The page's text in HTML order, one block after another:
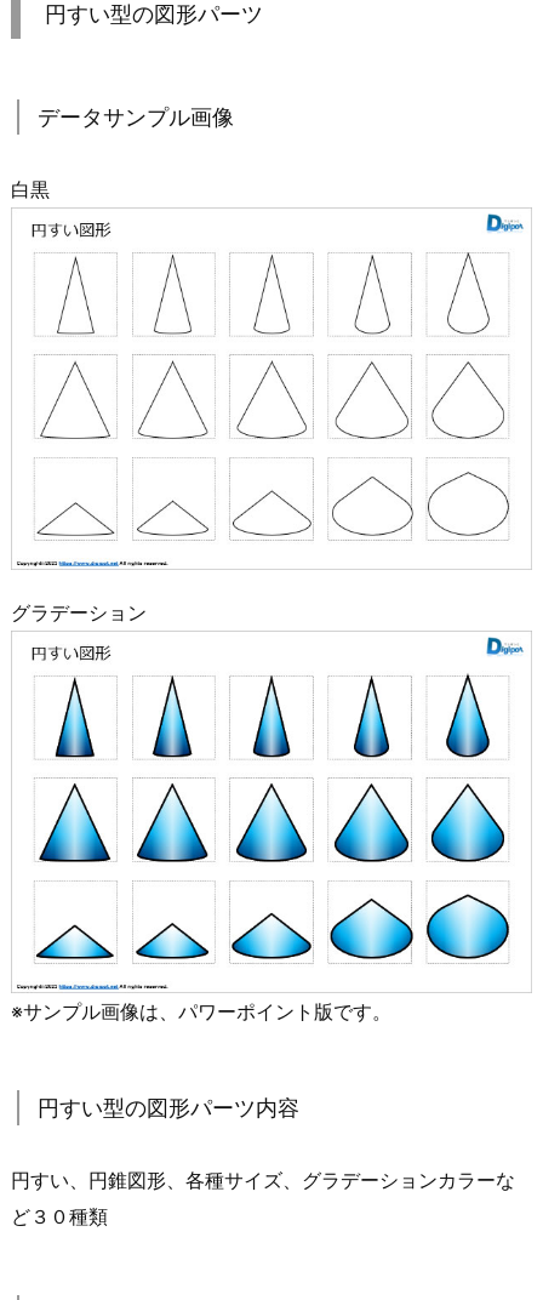
円すい型の図形パーツ
データサンプル画像
白黒
グラデーション
※サンプル画像は、パワーポイント版です。
円すい型の図形パーツ内容
円すい、円錐図形、各種サイズ、グラデーションカラーな
ど３０種類